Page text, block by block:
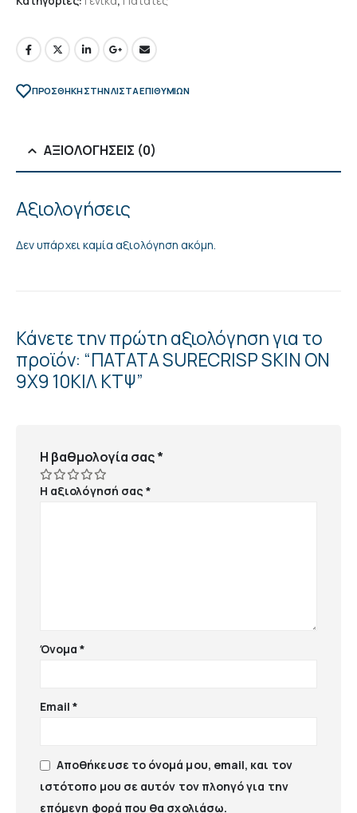
ΠΡΌΣΘΉΚΗ ΣΤΗΝ ΛΊΣΤΑ ΕΠΙΘΥΜΙΏΝ
ΑΞΙΟΛΟΓΉΣΕΙΣ (0)
Αξιολογήσεις
Δεν υπάρχει καμία αξιολόγηση ακόμη.
Κάνετε την πρώτη αξιολόγηση για το
προϊόν: “ΠΑΤΑΤΑ SURECRISP SKIN ON
9Χ9 10ΚΙΛ ΚΤΨ”
Η βαθμολογία σας*
Η αξιολόγησή σας*
Όνομα*
Email*
Αποθήκευσε το όνομά μου, email, και τον
ιστότοπο μου σε αυτόν τον πλοηγό για την
επόμενη φορά που θα σχολιάσω.